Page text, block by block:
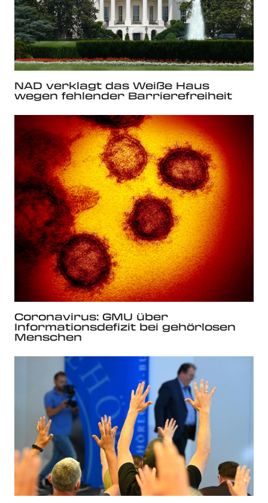
NAD verklagt das Weiße Haus
wegen fehlender Barrierefreiheit
Coronavirus: GMU über
Informationsdefizit bei gehörlosen
Menschen